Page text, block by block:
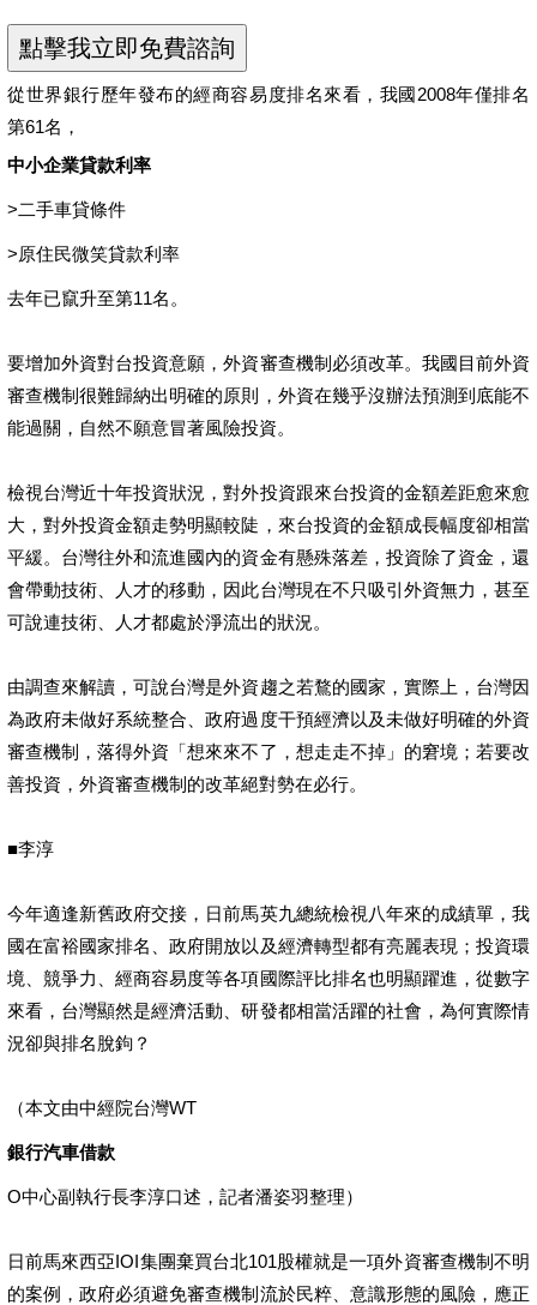
從世界銀行歷年發布的經商容易度排名來看，我國2008年僅排名
第61名，
中小企業貸款利率
>二手車貸條件
>原住民微笑貸款利率
去年已竄升至第11名。
要增加外資對台投資意願，外資審查機制必須改革。我國目前外資
審查機制很難歸納出明確的原則，外資在幾乎沒辦法預測到底能不
能過關，自然不願意冒著風險投資。
檢視台灣近十年投資狀況，對外投資跟來台投資的金額差距愈來愈
大，對外投資金額走勢明顯較陡，來台投資的金額成長幅度卻相當
平緩。台灣往外和流進國內的資金有懸殊落差，投資除了資金，還
會帶動技術、人才的移動，因此台灣現在不只吸引外資無力，甚至
可說連技術、人才都處於淨流出的狀況。
由調查來解讀，可說台灣是外資趨之若鶩的國家，實際上，台灣因
為政府未做好系統整合、政府過度干預經濟以及未做好明確的外資
審查機制，落得外資「想來來不了，想走走不掉」的窘境；若要改
善投資，外資審查機制的改革絕對勢在必行。
■李淳
今年適逢新舊政府交接，日前馬英九總統檢視八年來的成績單，我
國在富裕國家排名、政府開放以及經濟轉型都有亮麗表現；投資環
境、競爭力、經商容易度等各項國際評比排名也明顯躍進，從數字
來看，台灣顯然是經濟活動、研發都相當活躍的社會，為何實際情
況卻與排名脫鉤？
（本文由中經院台灣WT
銀行汽車借款
O中心副執行長李淳口述，記者潘姿羽整理）
日前馬來西亞IOI集團棄買台北101股權就是一項外資審查機制不明
的案例，政府必須避免審查機制流於民粹、意識形態的風險，應正